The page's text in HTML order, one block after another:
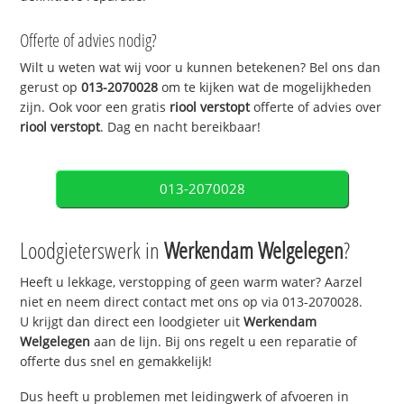
Offerte of advies nodig?
Wilt u weten wat wij voor u kunnen betekenen? Bel ons dan
gerust op013-2070028 om te kijken wat de mogelijkheden
zijn. Ook voor een gratis riool verstoptofferte of advies over
riool verstopt. Dag en nacht bereikbaar!
013-2070028
Loodgieterswerk inWerkendam Welgelegen?
Heeft u lekkage, verstopping of geen warm water? Aarzel
niet en neem direct contact met ons op via 013-2070028.
U krijgt dan direct een loodgieter uitWerkendam
Welgelegen aan de lijn. Bij ons regelt u een reparatie of
offerte dus snel en gemakkelijk!
Dus heeft u problemen met leidingwerk of afvoeren in